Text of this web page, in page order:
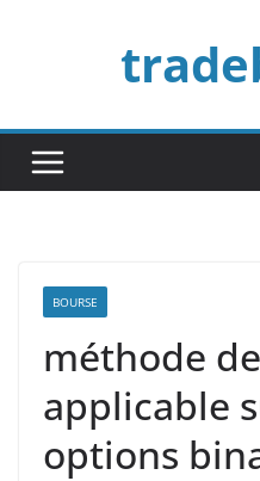
BOURSE
méthode
applicable
options